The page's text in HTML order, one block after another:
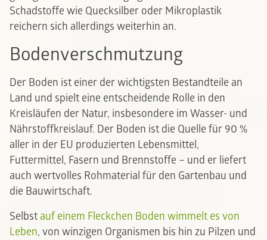
Schadstoffe wie Quecksilber oder Mikroplastik
reichern sich allerdings weiterhin an.
Bodenverschmutzung
Der Boden ist einer der wichtigsten Bestandteile an
Land und spielt eine entscheidende Rolle in den
Kreisläufen der Natur, insbesondere im Wasser- und
Nährstoffkreislauf. Der Boden ist die Quelle für 90 %
aller in der EU produzierten Lebensmittel,
Futtermittel, Fasern und Brennstoffe – und er liefert
auch wertvolles Rohmaterial für den Gartenbau und
die Bauwirtschaft.
Selbstauf einem Fleckchen Boden wimmelt es von
Leben, von winzigen Organismen bis hin zu Pilzen und